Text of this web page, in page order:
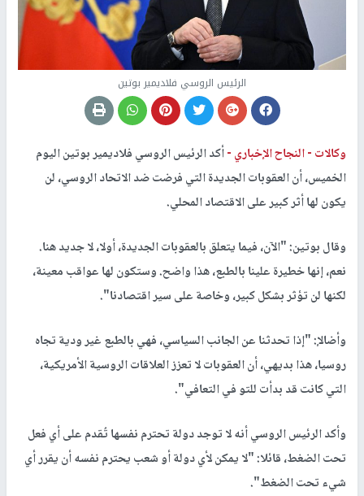
الرئيس الروسي فلاديمير بوتين
وكالات -النجاح الإخباري -أكد الرئيس الروسي فلاديمير بوتين اليوم
الخميس، أن العقوبات الجديدة التي فرضت ضد الاتحاد الروسي، لن
يكون لها أثر كبير على الاقتصاد المحلي.
وقال بوتين: "الآن، فيما يتعلق بالعقوبات الجديدة، أولا، لا جديد هنا.
نعم، إنها خطيرة علينا بالطبع، هذا واضح. وستكون لها عواقب معينة،
لكنها لن تؤثر بشكل كبير، وخاصة على سير اقتصادنا".
وأضالإ: "إذا تحدثنا عن الجانب السياسي، فهي بالطبع غير ودية تجاه
روسيا، هذا بديهي، أن العقوبات لا تعزز العلاقات الروسية الأمريكية،
التي كانت قد بدأت للتو في التعافي".
وأكد الرئيس الروسي أنه لا توجد دولة تحترم نفسها تُقدم على أي فعل
تحت الضغط، قائلا: "لا يمكن لأي دولة أو شعب يحترم نفسه أن يقرر أي
شيء تحت الضغط".